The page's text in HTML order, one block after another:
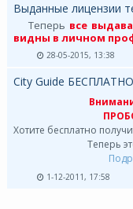
Выданные лицензии
Теперь все
видны в личном
28-05-2015, 13:38
City Guide
Хотите бесплатно
Теперь
1-12-2011, 17:58